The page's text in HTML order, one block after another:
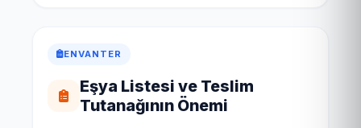
ENVANTER
Eşya Listesi ve Teslim
Tutanağının Önemi